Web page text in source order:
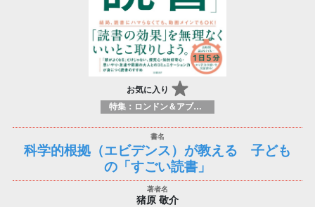
お気に入り
特集：ロンドン＆アブダビブックフェア2026
科学的根拠（エビデンス）が教える 子ども
の「すごい読書」
猪原 敬介